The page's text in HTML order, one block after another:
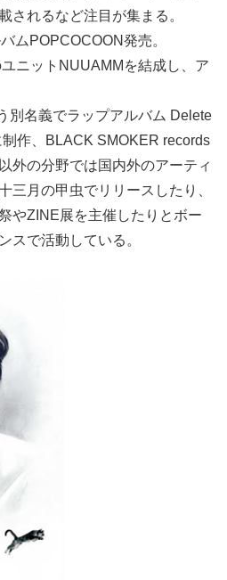
されるなど注目が集まる。
ムPOPCOCOON発売。
ニットNUUAMMを結成し、ア
別名義でラップアルバム Delete
作、BLACK SMOKER records
外の分野では国内外のアーティ
三月の甲虫でリリースしたり、
やZINE展を主催したりとボー
スで活動している。